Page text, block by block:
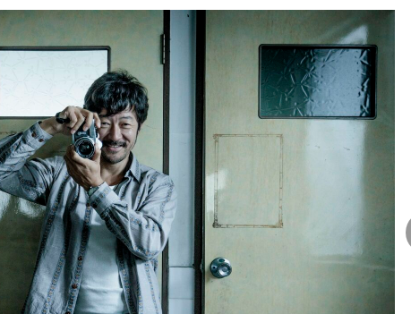
が証言した“NPB聞... 「クマが悪者扱いされているのが
日本代表・森保一監督...
もっと見る
もっと見る